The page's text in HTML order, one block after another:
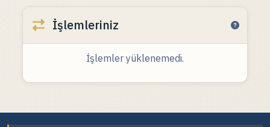
İşlemleriniz
İşlemler yüklenemedi.